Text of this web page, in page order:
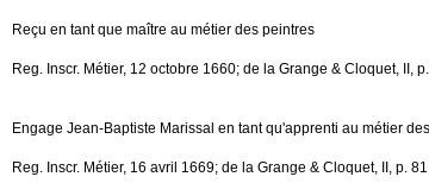
Reçu en tant que maître au métier des peintres
Reg. Inscr. Métier, 12 octobre 1660; de la Grange & Cloquet, II,
Engage Jean-Baptiste Marissal en tant qu'apprenti au métier
Reg. Inscr. Métier, 16 avril 1669; de la Grange & Cloquet, II, p.